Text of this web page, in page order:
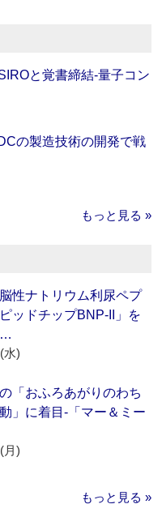
と覚書締結‐量子コン
の製造技術の開発で戦
もっと見る »
性ナトリウム利尿ペプ
ッドチップBNP-II」を
…
水)
「おふろあがりのわち
」に着目‐「マー＆ミー
月)
もっと見る »